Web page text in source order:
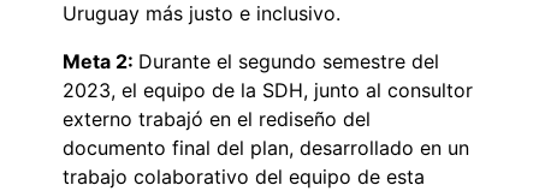
Uruguay más justo e inclusivo.
Meta 2: Durante el segundo semestre del
2023, el equipo de la SDH, junto al consultor
externo trabajó en el rediseño del
documento final del plan, desarrollado en un
trabajo colaborativo del equipo de esta